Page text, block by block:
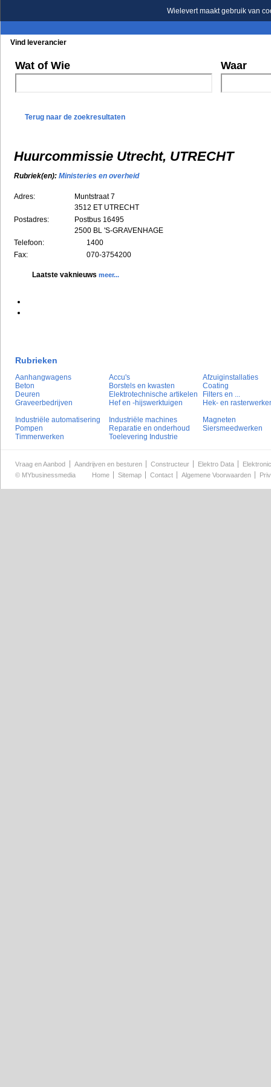
Wielevert maakt gebruik van
Vind leverancier
Wat of Wie Waar
Terug naar de zoekresultaten
Huurcommissie Utrecht, UTRECHT
Rubriek(en): Ministeries en overheid
Adres:
Muntstraat 7
3512 ET UTRECHT
Postadres:
Postbus 16495
2500 BL 'S-GRAVENHAGE
Telefoon:
1400
Fax:
070-3754200
Laatste vaknieuws meer...
Rubrieken
Aanhangwagens Accu's
Afzuiginstallaties
Beton
Borstels en kwasten
Coating
Deuren
Elektrotechnische artikelen
Filters en ...
Graveerbedrijven
Hef en -hijswerktuigen
Hek- en
Industriële automatisering
Industriële machines
Magneten
Pompen
Reparatie en onderhoud
Siersmeedwerken
Timmerwerken
Toelevering Industrie
Vraag en Aanbod Aandrijven en besturen Constructeur Elektro Data
© MYbusinessmedia Home Sitemap Contact Algemene Voorwaarden